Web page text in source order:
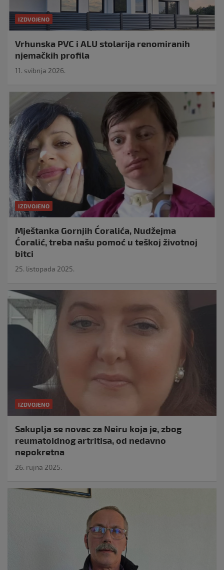
IZDVOJENO
Vrhunska PVC i ALU stolarija renomiranih
njemačkih profila
11. svibnja 2026.
IZDVOJENO
Mještanka Gornjih Ćoralića, Nudžejma
Ćoralić, treba našu pomoć u teškoj životnoj
bitci
25. listopada 2025.
IZDVOJENO
Sakuplja se novac za Neiru koja je, zbog
reumatoidnog artritisa, od nedavno
nepokretna
26. rujna 2025.